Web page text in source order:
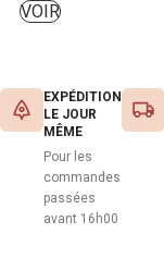
VOIR
EXPÉDITION
LE JOUR
MÊME
Pour les
commandes
passées
avant 16h00